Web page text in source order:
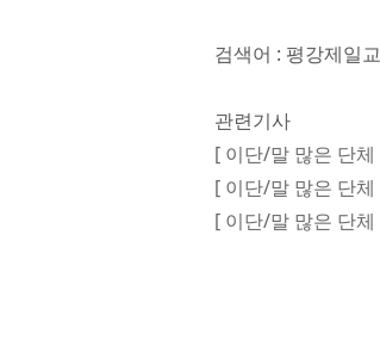
검색어 : 평강제일
관련기사
[ 이단/말 많은 단
[ 이단/말 많은 단
[ 이단/말 많은 단